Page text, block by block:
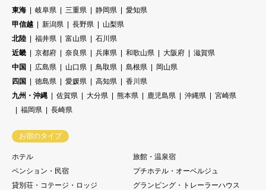
東海 岐阜県 三重県 静岡県
愛知県
甲信越
新潟県 長野県
山梨県
北陸
福井県 富山県
石川県
近畿
京都府 奈良県 兵庫県 和歌山県 大阪府
滋賀県
中国
広島県 山口県 鳥取県 島根県
岡山県
四国
徳島県 愛媛県 高知県
香川県
九州・沖縄
佐賀県 大分県 熊本県 鹿児島県 沖縄県
宮崎県
福岡県
長崎県
お宿のタイプ
ホテル
旅館・温泉宿
ペンション・民宿
プチホテル・オーベルジュ
貸別荘・コテージ・ロッジ
グランピング・トレーラーハウス